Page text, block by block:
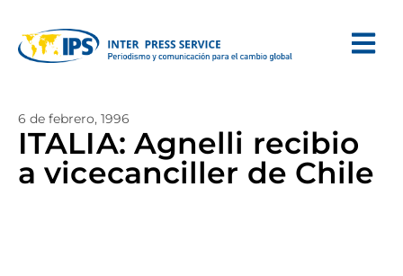
6 de febrero, 1996
ITALIA: Agnelli recibio
a vicecanciller de Chile